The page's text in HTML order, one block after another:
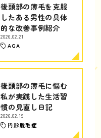
後頭部の薄毛を克服
したある男性の具体
的な改善事例紹介
2026.02.21
AGA
後頭部の薄毛に悩む
私が実践した生活習
慣の見直し日記
2026.02.19
円形脱毛症